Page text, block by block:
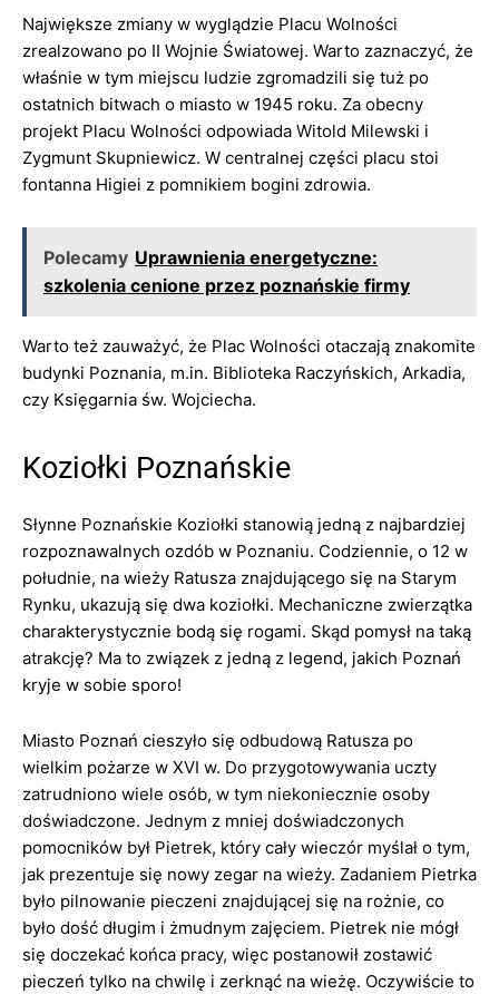
Największe zmiany w wyglądzie Placu Wolności
zrealzowano po II Wojnie Światowej. Warto zaznaczyć, że
właśnie w tym miejscu ludzie zgromadzili się tuż po
ostatnich bitwach o miasto w 1945 roku. Za obecny
projekt Placu Wolności odpowiada Witold Milewski i
Zygmunt Skupniewicz. W centralnej części placu stoi
fontanna Higiei z pomnikiem bogini zdrowia.
Polecamy Uprawnienia energetyczne:
szkolenia cenione przez poznańskie firmy
Warto też zauważyć, że Plac Wolności otaczają znakomite
budynki Poznania, m.in. Biblioteka Raczyńskich, Arkadia,
czy Księgarnia św. Wojciecha.
Koziołki Poznańskie
Słynne Poznańskie Koziołki stanowią jedną z najbardziej
rozpoznawalnych ozdób w Poznaniu. Codziennie, o 12 w
południe, na wieży Ratusza znajdującego się na Starym
Rynku, ukazują się dwa koziołki. Mechaniczne zwierzątka
charakterystycznie bodą się rogami. Skąd pomysł na taką
atrakcję? Ma to związek z jedną z legend, jakich Poznań
kryje w sobie sporo!
Miasto Poznań cieszyło się odbudową Ratusza po
wielkim pożarze w XVI w. Do przygotowywania uczty
zatrudniono wiele osób, w tym niekoniecznie osoby
doświadczone. Jednym z mniej doświadczonych
pomocników był Pietrek, który cały wieczór myślał o tym,
jak prezentuje się nowy zegar na wieży. Zadaniem Pietrka
było pilnowanie pieczeni znajdującej się na rożnie, co
było dość długim i żmudnym zajęciem. Pietrek nie mógł
się doczekać końca pracy, więc postanowił zostawić
pieczeń tylko na chwilę i zerknąć na wieżę. Oczywiście to